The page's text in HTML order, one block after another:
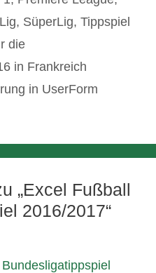
, SüperLig, Tippspiel
die
in Frankreich
in UserForm
„Excel Fußball
2016/2017“